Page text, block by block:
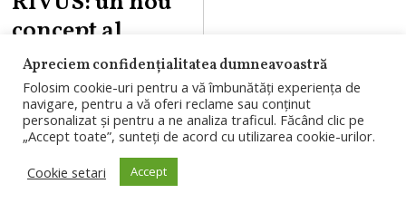
concept al
BENVENUTI va
fi prezent în cel
mai amplu
proiect de
regenerare
Apreciem confidențialitatea dumneavoastră
Folosim cookie-uri pentru a vă îmbunătăți experiența de
navigare, pentru a vă oferi reclame sau conținut
personalizat și pentru a ne analiza traficul. Făcând clic pe
„Accept toate”, sunteți de acord cu utilizarea cookie-urilor.
Cookie setari
Accept